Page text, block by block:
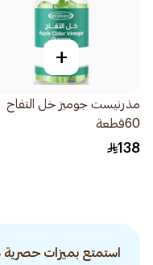
+
مذرنيست جوميز خل التفاح
60قطعة
138
استمتع بميزات